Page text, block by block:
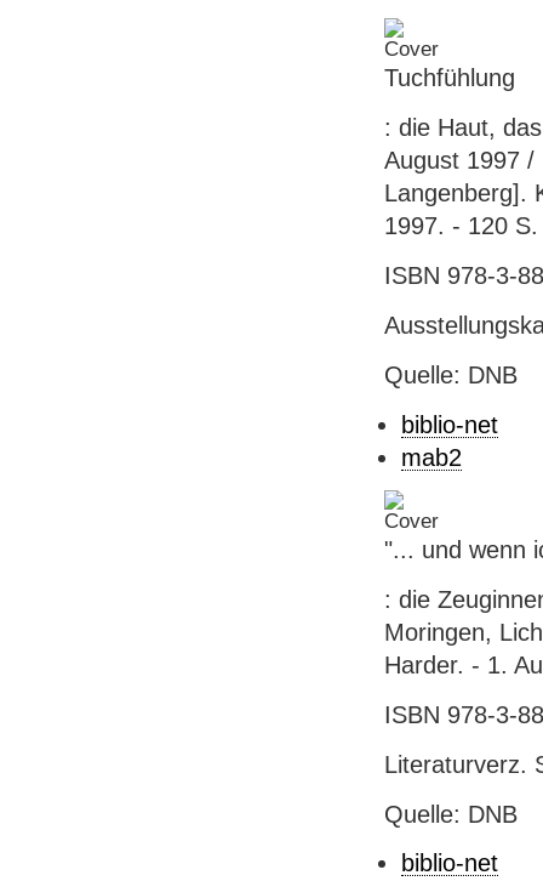
Tuchfühlung
: die Haut,
August 1997 /
Langenberg].
1997. - 120
ISBN 978-3-
Quelle: DNB
biblio-net
mab2
"... und wenn
: die
Moringen,
Harder. - 1.
ISBN 978-3-
Literaturverz.
Quelle: DNB
biblio-net